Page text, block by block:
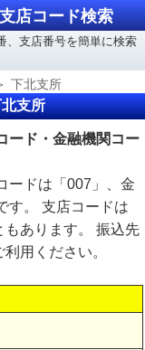
店コード検索
、支店番号を簡単に検索
下北支所
支所
ード・金融機関コー
ードは「007」、金
す。 支店コードは
もあります。 振込先
用ください。